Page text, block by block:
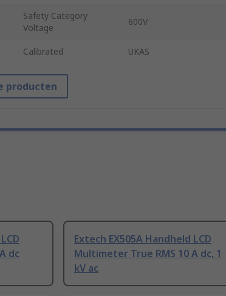
Safety Category
Voltage
600V
Calibrated UKAS
producten
dc
Extech EX505A Handheld LCD
Multimeter True RMS 10 A dc, 1
kV ac